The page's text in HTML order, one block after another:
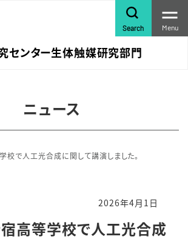
センター生体触媒研究部門
Search Menu
ニュース
校で人工光合成に関して講演しました。
2026年4月1日
高等学校で人工光合成